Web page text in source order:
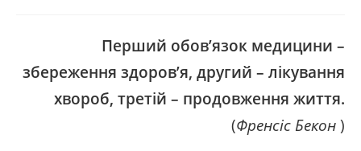
Перший обов’язок медицини –
збереження здоров’я, другий – лікування
хвороб, третій – продовження життя.
(Френсіс Бекон )